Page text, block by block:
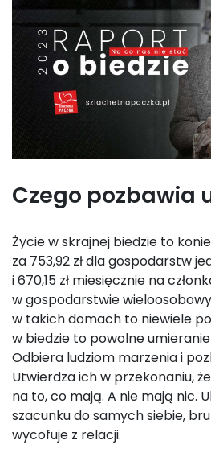
Czego pozbawia
Życie w skrajnej biedzie to
za 753,92 zł dla gospodarstw
i 670,15 zł miesięcznie na
w gospodarstwie
w takich domach to niewiele
w biedzie to powolne umieranie
Odbiera ludziom marzenia i
Utwierdza ich w przekonaniu,
na to, co mają. A nie mają nic.
szacunku do samych siebie,
wycofuje z relacji.